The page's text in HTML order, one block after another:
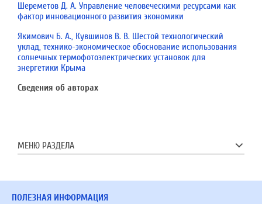
Шереметов Д. А. Управление человеческими ресурсами как
фактор инновационного развития экономики
Якимович Б. А., Кувшинов В. В. Шестой технологический
уклад, технико-экономическое обоснование использования
солнечных термофотоэлектрических установок для
энергетики Крыма
Сведения об авторах
МЕНЮ РАЗДЕЛА
ПОЛЕЗНАЯ ИНФОРМАЦИЯ